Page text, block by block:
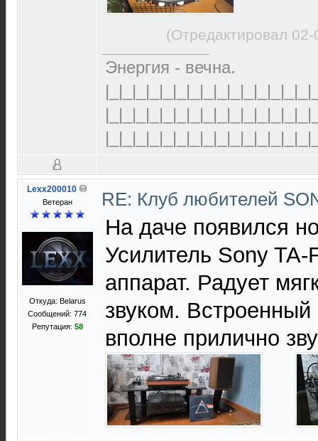
(Отредактировал
Энергия - вечна.
Lexx200010
Ветеран
Откуда: Belarus
Сообщений: 774
Репутация: 58
RE: Клуб любителей
На даче появился
Усилитель Sony
аппарат. Радует
звуком.
вполне прилично